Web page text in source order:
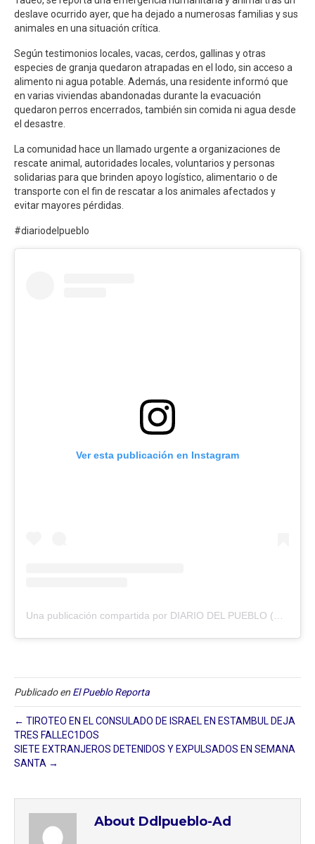
deslave ocurrido ayer, que ha dejado a numerosas familias y sus
animales en una situación crítica.
Según testimonios locales, vacas, cerdos, gallinas y otras
especies de granja quedaron atrapadas en el lodo, sin acceso a
alimento ni agua potable. Además, una residente informó que
en varias viviendas abandonadas durante la evacuación
quedaron perros encerrados, también sin comida ni agua desde
el desastre.
La comunidad hace un llamado urgente a organizaciones de
rescate animal, autoridades locales, voluntarios y personas
solidarias para que brinden apoyo logístico, alimentario o de
transporte con el fin de rescatar a los animales afectados y
evitar mayores pérdidas.
#diariodelpueblo
Ver esta publicación en Instagram
Publicado en El Pueblo Reporta
← TIROTEO EN EL CONSULADO DE ISRAEL EN ESTAMBUL DEJA
TRES FALLEC1DOS
SIETE EXTRANJEROS DETENIDOS Y EXPULSADOS EN SEMANA
SANTA →
About Ddlpueblo-Ad